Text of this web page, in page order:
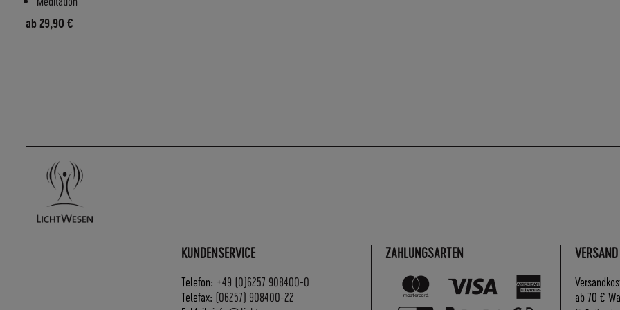
ab 29,90 €
KUNDENSERVICE
Telefon: +49 (0)6257 908400-0
Telefax: (06257) 908400-22
ZAHLUNGSARTEN VERSAND
ab 70 €